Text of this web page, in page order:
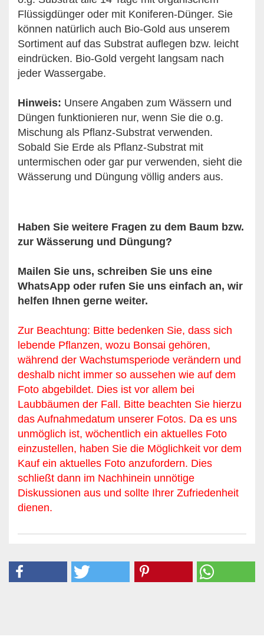
Flüssigdünger oder mit Koniferen-Dünger. Sie
können natürlich auch Bio-Gold aus unserem
Sortiment auf das Substrat auflegen bzw. leicht
eindrücken. Bio-Gold vergeht langsam nach
jeder Wassergabe.
Hinweis: Unsere Angaben zum Wässern und
Düngen funktionieren nur, wenn Sie die o.g.
Mischung als Pflanz-Substrat verwenden.
Sobald Sie Erde als Pflanz-Substrat mit
untermischen oder gar pur verwenden, sieht die
Wässerung und Düngung völlig anders aus.
Haben Sie weitere Fragen zu dem Baum bzw.
zur Wässerung und Düngung?
Mailen Sie uns, schreiben Sie uns eine
WhatsApp oder rufen Sie uns einfach an, wir
helfen Ihnen gerne weiter.
Zur Beachtung: Bitte bedenken Sie, dass sich
lebende Pflanzen, wozu Bonsai gehören,
während der Wachstumsperiode verändern und
deshalb nicht immer so aussehen wie auf dem
Foto abgebildet. Dies ist vor allem bei
Laubbäumen der Fall. Bitte beachten Sie hierzu
das Aufnahmedatum unserer Fotos. Da es uns
unmöglich ist, wöchentlich ein aktuelles Foto
einzustellen, haben Sie die Möglichkeit vor dem
Kauf ein aktuelles Foto anzufordern. Dies
schließt dann im Nachhinein unnötige
Diskussionen aus und sollte Ihrer Zufriedenheit
dienen.